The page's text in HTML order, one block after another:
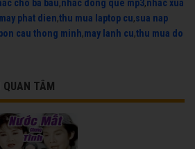
cho ba bau,nhac dong que mp3,nhac xua
phat dien,thu mua laptop cu,sua nap
cau thong minh,may lanh cu,thu mua do
QUAN TÂM